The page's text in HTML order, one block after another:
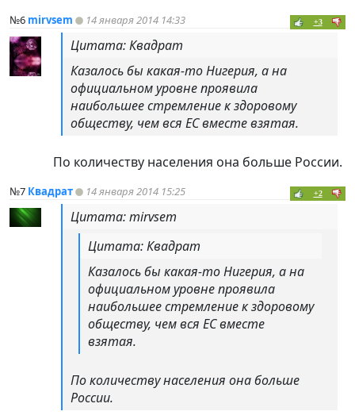
№6 mirvsem 14 января 2014 14:33 +3
Цитата: Квадрат
Казалось бы какая-то Нигерия, а на
официальном уровне проявила
наибольшее стремление к здоровому
обществу, чем вся ЕС вместе взятая.
По количеству населения она больше России.
№7 Квадрат 14 января 2014 15:25 +2
Цитата: mirvsem
Цитата: Квадрат
Казалось бы какая-то Нигерия, а на
официальном уровне проявила
наибольшее стремление к здоровому
обществу, чем вся ЕС вместе
взятая.
По количеству населения она больше
России.